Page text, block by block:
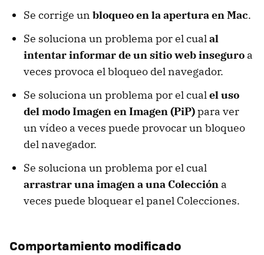
Se corrige un bloqueo en la apertura en Mac.
Se soluciona un problema por el cualal
intentar informar de un sitio web inseguro a
veces provoca el bloqueo del navegador.
Se soluciona un problema por el cualel uso
del modo Imagen en Imagen (PiP)para ver
un vídeo a veces puede provocar un bloqueo
del navegador.
Se soluciona un problema por el cual
arrastrar una imagen a una Colección a
veces puede bloquear el panel Colecciones.
Comportamiento modificado